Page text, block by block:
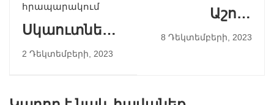
հրապարակում
Սկաուտները
Երդվեցին
2 Դեկտեմբերի, 2023
Աշուղ
Ջիվանի |
8 Դեկտեմբերի, 2023